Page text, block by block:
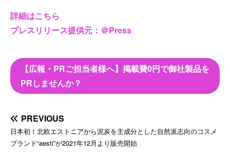
詳細はこちら
プレスリリース提供元：＠Press
【広報・PRご担当者様へ】掲載費0円で御社製品を
PRしませんか？
PREVIOUS
日本初！北欧エストニアから泥炭を主成分とした自然派志向のコスメ
ブランド“aesti”が2021年12月より販売開始